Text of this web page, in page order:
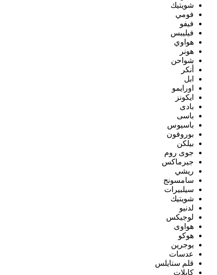
شويتيك
فومي
فيفو
فيليبس
هواوي
هونر
شواحن
أنكر
ابل
اورايمو
ايكونز
بادى
باسى
باسيوس
بوروفون
بيلكن
جوى روم
جيرماكس
ريشي
سامسونج
سيلبيرات
شويتيك
لدنيو
لوجيكس
هواوى
هوكو
يوجرين
عدسات
قلم ستايلس
كابلات